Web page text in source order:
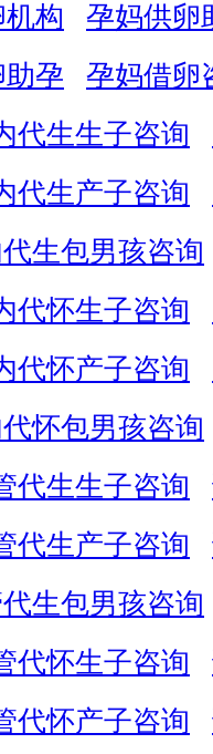
构 孕妈供卵
孕 孕妈借卵
代生生子咨询
代生产子咨询
生包男孩咨询
代怀生子咨询
代怀产子咨询
怀包男孩咨询
代生生子咨询
代生产子咨询
生包男孩咨询
代怀生子咨询
代怀产子咨询